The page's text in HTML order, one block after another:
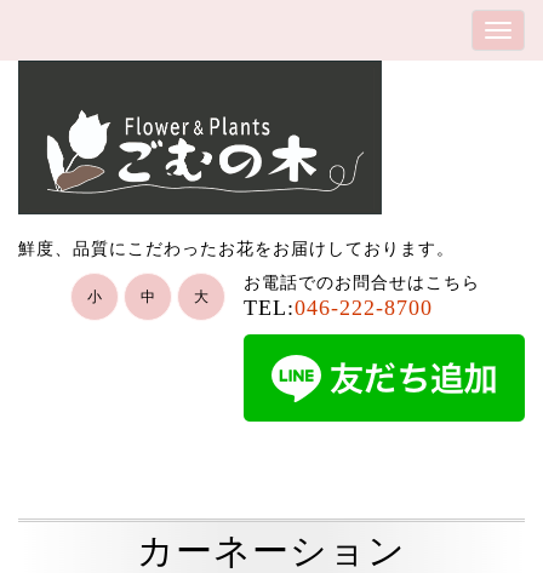
鮮度、品質にこだわったお花をお届けしております。
お電話でのお問合せはこちら
TEL:046-222-8700
小 中 大
カーネーション